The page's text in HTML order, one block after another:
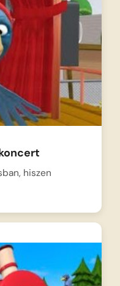
hiszen